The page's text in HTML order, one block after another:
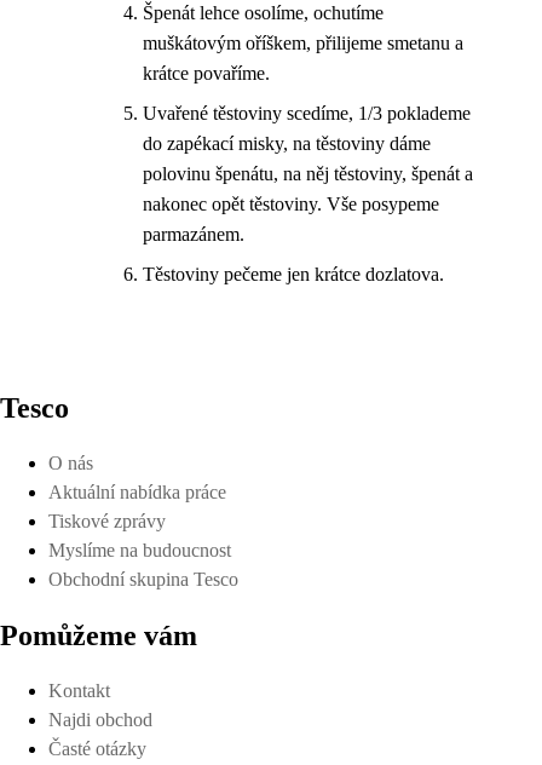
Špenát lehce osolíme, ochutíme
muškátovým oříškem, přilijeme smetanu a
krátce povaříme.
Uvařené těstoviny scedíme, 1/3 poklademe
do zapékací misky, na těstoviny dáme
polovinu špenátu, na něj těstoviny, špenát a
nakonec opět těstoviny. Vše posypeme
parmazánem.
Těstoviny pečeme jen krátce dozlatova.
Tesco
O nás
Aktuální nabídka práce
Tiskové zprávy
Myslíme na budoucnost
Obchodní skupina Tesco
Pomůžeme vám
Kontakt
Najdi obchod
Časté otázky